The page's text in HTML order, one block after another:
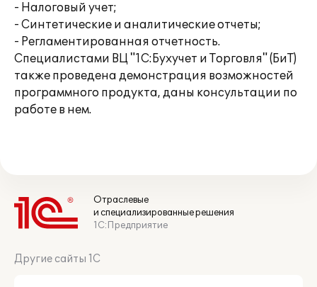
- Налоговый учет;
- Синтетические и аналитические отчеты;
- Регламентированная отчетность.
Специалистами ВЦ "1С:Бухучет и Торговля" (БиТ)
также проведена демонстрация возможностей
программного продукта, даны консультации по
работе в нем.
Отраслевые
и специализированные решения
1С:Предприятие
Другие сайты 1С